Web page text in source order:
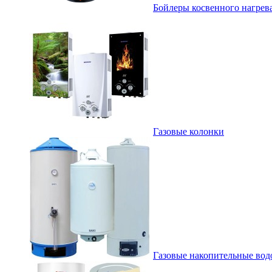
Бойлеры косвенного
Газовые колонки
Газовые накопительные